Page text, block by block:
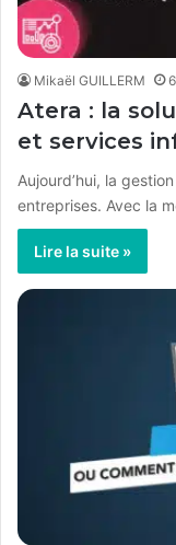
Mikaël GUILLERM
Atera : la
et services
Aujourd’hui, la
entreprises. Avec la
Lire la suite »